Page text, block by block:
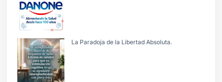
La Paradoja de la Libertad Absoluta.